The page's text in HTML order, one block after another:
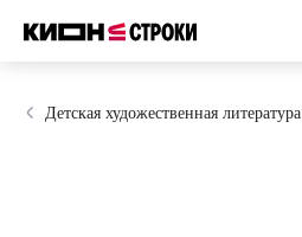
Детская художественная литература